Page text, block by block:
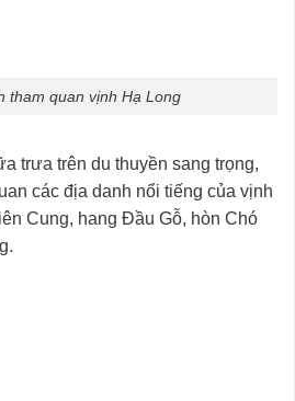
tham quan vịnh Hạ Long
trưa trên du thuyền sang trọng,
các địa danh nổi tiếng của vịnh
Cung, hang Đầu Gỗ, hòn Chó